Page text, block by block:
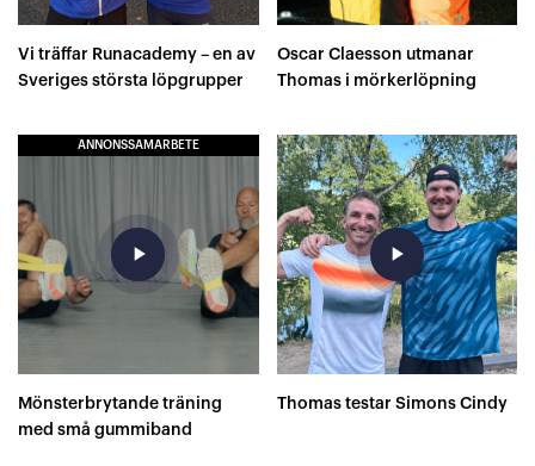
Vi träffar Runacademy – en av
Sveriges största löpgrupper
Oscar Claesson utmanar
Thomas i mörkerlöpning
ANNONSSAMARBETE
play_arrow
Mönsterbrytande träning
med små gummiband
play_arrow
Thomas testar Simons Cindy